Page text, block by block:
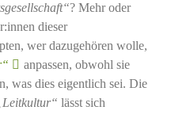
? Mehr oder
dieser
wer dazugehören wolle,
anpassen, obwohl sie
was dies eigentlich sei. Die
„Leitkultur“ lässt sich